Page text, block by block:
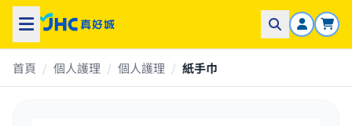
首頁 / 個人護理 / 個人護理 / 紙手巾